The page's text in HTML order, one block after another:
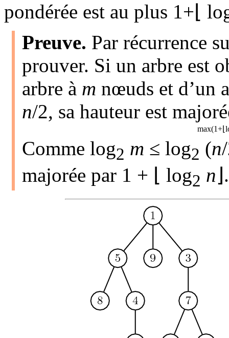
pondérée est au plus 1+⌊
Preuve. Par récurrence
prouver. Si un arbre est
arbre à m nœuds et d’un
n/2, sa hauteur est
Comme log2 m ≤ log2 (n
majorée par 1 + ⌊ log2 n